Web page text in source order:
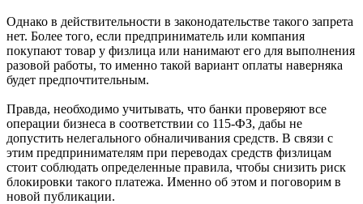
Однако в действительности в законодательстве такого запрета
нет. Более того, если предприниматель или компания
покупают товар у физлица или нанимают его для выполнения
разовой работы, то именно такой вариант оплаты наверняка
будет предпочтительным.
Правда, необходимо учитывать, что банки проверяют все
операции бизнеса в соответствии со 115-ФЗ, дабы не
допустить нелегального обналичивания средств. В связи с
этим предпринимателям при переводах средств физлицам
стоит соблюдать определенные правила, чтобы снизить риск
блокировки такого платежа. Именно об этом и поговорим в
новой публикации.